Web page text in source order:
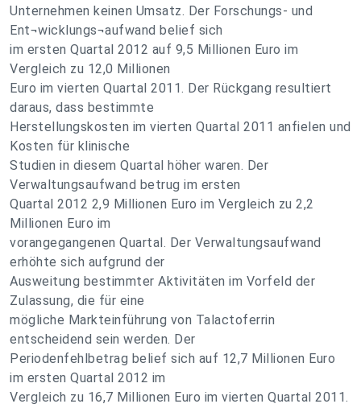
Unternehmen keinen Umsatz. Der Forschungs- und
Ent¬wicklungs¬aufwand belief sich
im ersten Quartal 2012 auf 9,5 Millionen Euro im
Vergleich zu 12,0 Millionen
Euro im vierten Quartal 2011. Der Rückgang resultiert
daraus, dass bestimmte
Herstellungskosten im vierten Quartal 2011 anfielen und
Kosten für klinische
Studien in diesem Quartal höher waren. Der
Verwaltungsaufwand betrug im ersten
Quartal 2012 2,9 Millionen Euro im Vergleich zu 2,2
Millionen Euro im
vorangegangenen Quartal. Der Verwaltungsaufwand
erhöhte sich aufgrund der
Ausweitung bestimmter Aktivitäten im Vorfeld der
Zulassung, die für eine
mögliche Markteinführung von Talactoferrin
entscheidend sein werden. Der
Periodenfehlbetrag belief sich auf 12,7 Millionen Euro
im ersten Quartal 2012 im
Vergleich zu 16,7 Millionen Euro im vierten Quartal 2011.